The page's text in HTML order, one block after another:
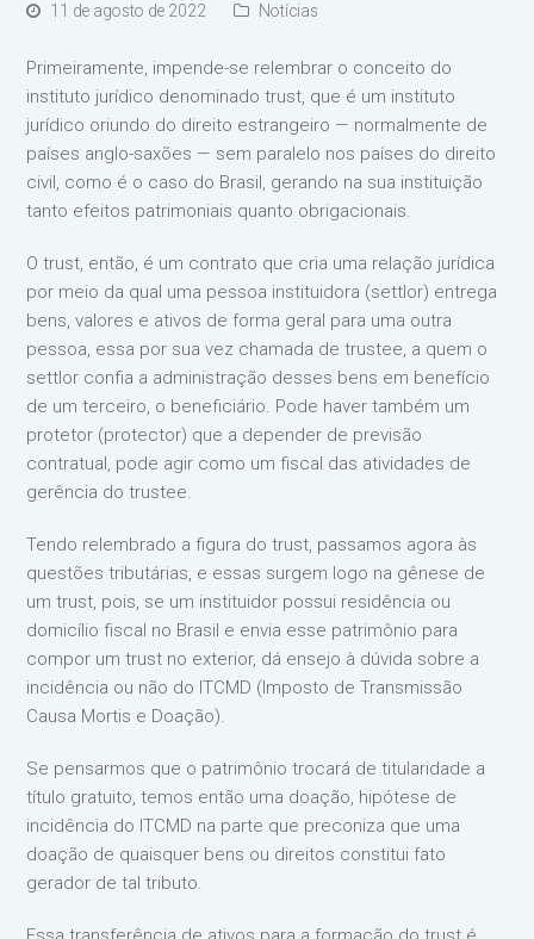
11 de agosto de 2022 Notícias
Primeiramente, impende-se relembrar o conceito do
instituto jurídico denominado trust, que é um instituto
jurídico oriundo do direito estrangeiro — normalmente de
países anglo-saxões — sem paralelo nos países do direito
civil, como é o caso do Brasil, gerando na sua instituição
tanto efeitos patrimoniais quanto obrigacionais.
O trust, então, é um contrato que cria uma relação jurídica
por meio da qual uma pessoa instituidora (settlor) entrega
bens, valores e ativos de forma geral para uma outra
pessoa, essa por sua vez chamada de trustee, a quem o
settlor confia a administração desses bens em benefício
de um terceiro, o beneficiário. Pode haver também um
protetor (protector) que a depender de previsão
contratual, pode agir como um fiscal das atividades de
gerência do trustee.
Tendo relembrado a figura do trust, passamos agora às
questões tributárias, e essas surgem logo na gênese de
um trust, pois, se um instituidor possui residência ou
domicílio fiscal no Brasil e envia esse patrimônio para
compor um trust no exterior, dá ensejo à dúvida sobre a
incidência ou não do ITCMD (Imposto de Transmissão
Causa Mortis e Doação).
Se pensarmos que o patrimônio trocará de titularidade a
título gratuito, temos então uma doação, hipótese de
incidência do ITCMD na parte que preconiza que uma
doação de quaisquer bens ou direitos constitui fato
gerador de tal tributo.